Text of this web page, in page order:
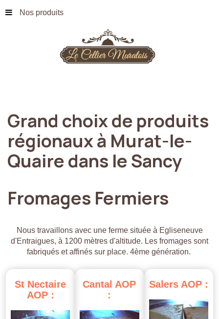
Nos produits
Grand choixde produits
régionauxà Murat-le-
Quairedans leSancy
Fromages Fermiers
Nous travaillons avec une ferme située à Egliseneuve
d'Entraigues, à 1200 mètres d'altitude. Les fromages sont
fabriqués et affinés sur place. 4ème génération.
St Nectaire
AOP :
Cantal AOP
:
Salers AOP :